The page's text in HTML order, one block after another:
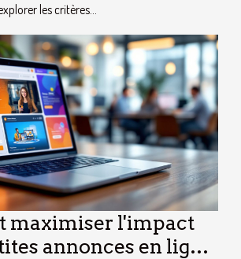
les critères...
maximiser l'impact
annonces en ligne